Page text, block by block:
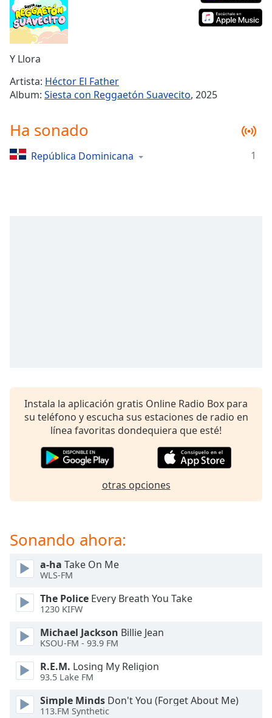
Current
Time0:00
Duration-:-
Loaded:
Stream
TypeLIVE
live,
currently
liveLIVE
Remaining
Subtitles
subtitles
settings,
opens
subtitles
settings
off,
Audio
Track
Picture-
Fullscreen
window.
Beginning
Y Llora
Artista: Héctor El Father
Album: Siesta con Reggaetón Suavecito, 2025
Ha sonado
República Dominicana 1
Instala la aplicación gratis Online Radio Box para
su teléfono y escucha sus estaciones de radio en
línea favoritas dondequiera que esté!
otras opciones
Sonando ahora:
a-ha Take On Me
WLS-FM
The Police Every Breath You Take
1230 KIFW
Michael Jackson Billie Jean
KSOU-FM - 93.9 FM
R.E.M. Losing My Religion
93.5 Lake FM
Simple Minds Don't You (Forget About Me)
113.FM Synthetic